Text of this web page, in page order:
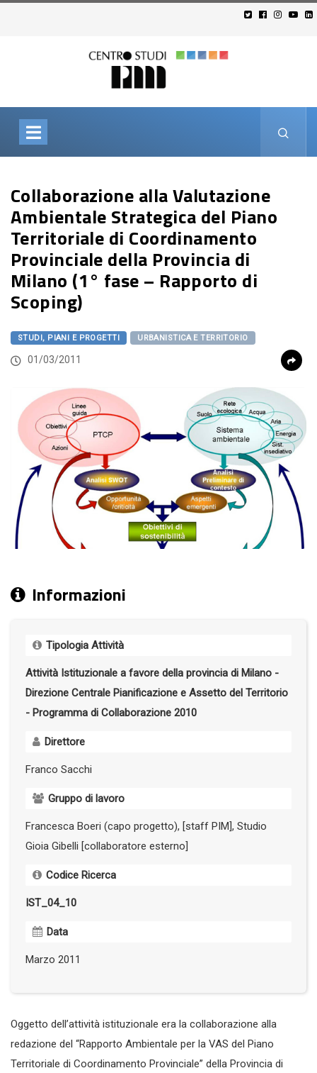
Collaborazione alla Valutazione
Ambientale Strategica del Piano
Territoriale di Coordinamento
Provinciale della Provincia di
Milano (1° fase – Rapporto di
Scoping)
STUDI, PIANI E PROGETTI URBANISTICA E TERRITORIO
01/03/2011
Informazioni
Tipologia Attività
Attività Istituzionale a favore della provincia di Milano -
Direzione Centrale Pianificazione e Assetto del Territorio
- Programma di Collaborazione 2010
Direttore
Franco Sacchi
Gruppo di lavoro
Francesca Boeri (capo progetto), [staff PIM], Studio
Gioia Gibelli [collaboratore esterno]
Codice Ricerca
IST_04_10
Data
Marzo 2011
Oggetto dell’attività istituzionale era la collaborazione alla
redazione del “Rapporto Ambientale per la VAS del Piano
Territoriale di Coordinamento Provinciale” della Provincia di